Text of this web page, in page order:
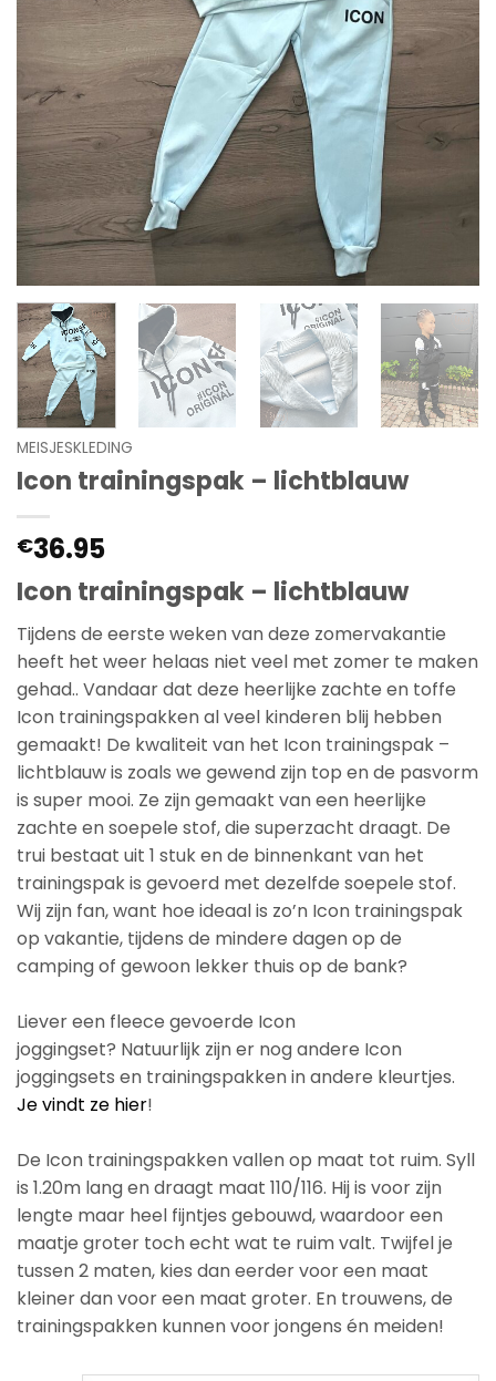
MEISJESKLEDING
Icon trainingspak – lichtblauw
€36.95
Icon trainingspak – lichtblauw
Tijdens de eerste weken van deze zomervakantie
heeft het weer helaas niet veel met zomer te maken
gehad.. Vandaar dat deze heerlijke zachte en toffe
Icon trainingspakken al veel kinderen blij hebben
gemaakt! De kwaliteit van het Icon trainingspak –
lichtblauw is zoals we gewend zijn top en de pasvorm
is super mooi. Ze zijn gemaakt van een heerlijke
zachte en soepele stof, die superzacht draagt. De
trui bestaat uit 1 stuk en de binnenkant van het
trainingspak is gevoerd met dezelfde soepele stof.
Wij zijn fan, want hoe ideaal is zo’n Icon trainingspak
op vakantie, tijdens de mindere dagen op de
camping of gewoon lekker thuis op de bank?
Liever een fleece gevoerde Icon
joggingset? Natuurlijk zijn er nog andere Icon
joggingsets en trainingspakken in andere kleurtjes.
Je vindt ze hier!
De Icon trainingspakken vallen op maat tot ruim. Syll
is 1.20m lang en draagt maat 110/116. Hij is voor zijn
lengte maar heel fijntjes gebouwd, waardoor een
maatje groter toch echt wat te ruim valt. Twijfel je
tussen 2 maten, kies dan eerder voor een maat
kleiner dan voor een maat groter. En trouwens, de
trainingspakken kunnen voor jongens én meiden!